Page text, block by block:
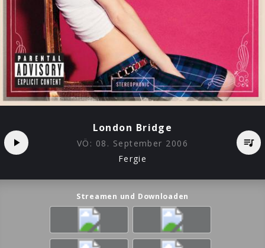
London Bridge
VÖ: 08. September 2006
Fergie
Streamen und Downloaden